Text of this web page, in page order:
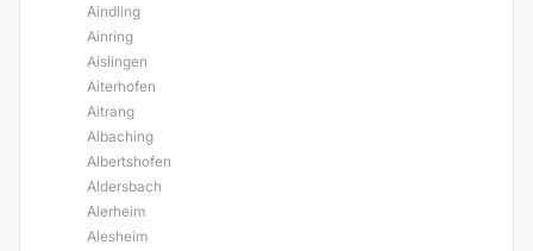
Aindling
Ainring
Aislingen
Aiterhofen
Aitrang
Albaching
Albertshofen
Aldersbach
Alerheim
Alesheim